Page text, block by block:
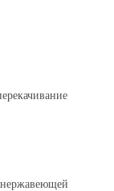
нержавеющей